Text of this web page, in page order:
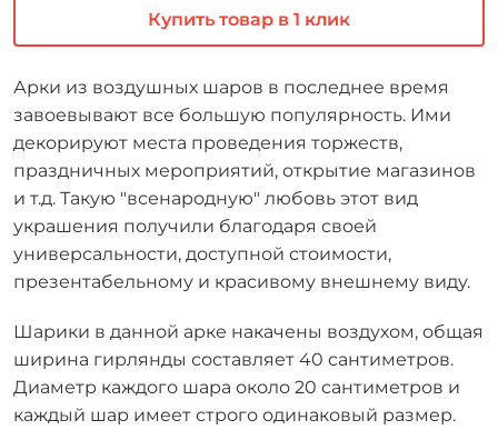
Купить товар в 1 клик
Арки из воздушных шаров в последнее время
завоевывают все большую популярность. Ими
декорируют места проведения торжеств,
праздничных мероприятий, открытие магазинов
и т.д. Такую "всенародную" любовь этот вид
украшения получили благодаря своей
универсальности, доступной стоимости,
презентабельному и красивому внешнему виду.
Шарики в данной арке накачены воздухом, общая
ширина гирлянды составляет 40 сантиметров.
Диаметр каждого шара около 20 сантиметров и
каждый шар имеет строго одинаковый размер.